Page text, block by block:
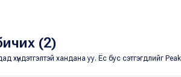
(2)
хүндэтгэлтэй хандана уу. Ёс бус сэтгэгдлийг